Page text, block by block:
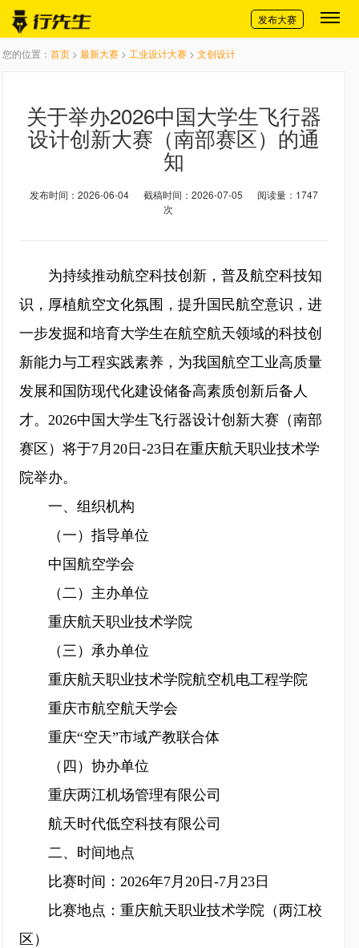
切换导航
发布大赛
您的位置： 首页 > 最新大赛 > 工业设计大赛 > 文创设计
关于举办2026中国大学生飞行器
设计创新大赛（南部赛区）的通
知
发布时间：2026-06-04 截稿时间：2026-07-05
阅读量：1747
次
为持续推动航空科技创新，普及航空科技知
识，厚植航空文化氛围，提升国民航空意识，进
一步发掘和培育大学生在航空航天领域的科技创
新能力与工程实践素养，为我国航空工业高质量
发展和国防现代化建设储备高素质创新后备人
才。2026中国大学生飞行器设计创新大赛（南部
赛区）将于7月20日-23日在重庆航天职业技术学
院举办。
一、组织机构
（一）指导单位
中国航空学会
（二）主办单位
重庆航天职业技术学院
（三）承办单位
重庆航天职业技术学院航空机电工程学院
重庆市航空航天学会
重庆“空天”市域产教联合体
（四）协办单位
重庆两江机场管理有限公司
航天时代低空科技有限公司
二、时间地点
比赛时间：2026年7月20日-7月23日
比赛地点：重庆航天职业技术学院（两江校
区）